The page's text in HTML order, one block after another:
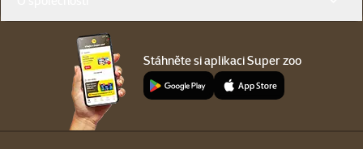
Stáhněte si aplikaci Super zoo